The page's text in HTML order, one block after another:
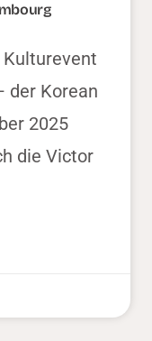
der Korean
2025
die Victor